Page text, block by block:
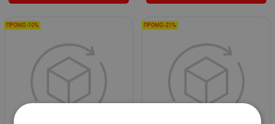
ПРОМО -10% ПРОМО -21%